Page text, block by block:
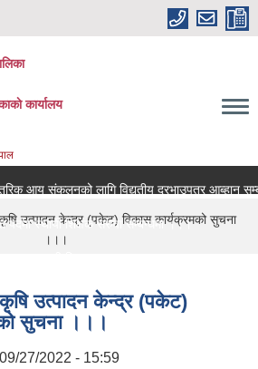
कार्यालय
आय संकलनको लागि विद्युतीय दरभाउपत्र आब्हान
स्थायी शिक्षक सरुवा सम्बन्धमा ।।।
उत्पादन केन्द्र (पकेट) विकास कार्यक्रमको सुचना
।।।
उत्पादन केन्द्र (पकेट)
सुचना ।।।
27/2022 - 15:59